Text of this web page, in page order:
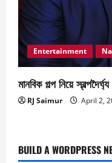
Entertainment
মানবিক গল্প নিয়ে
RJ Saimur April 2,
BUILD A WORDPRESS
বিজয়